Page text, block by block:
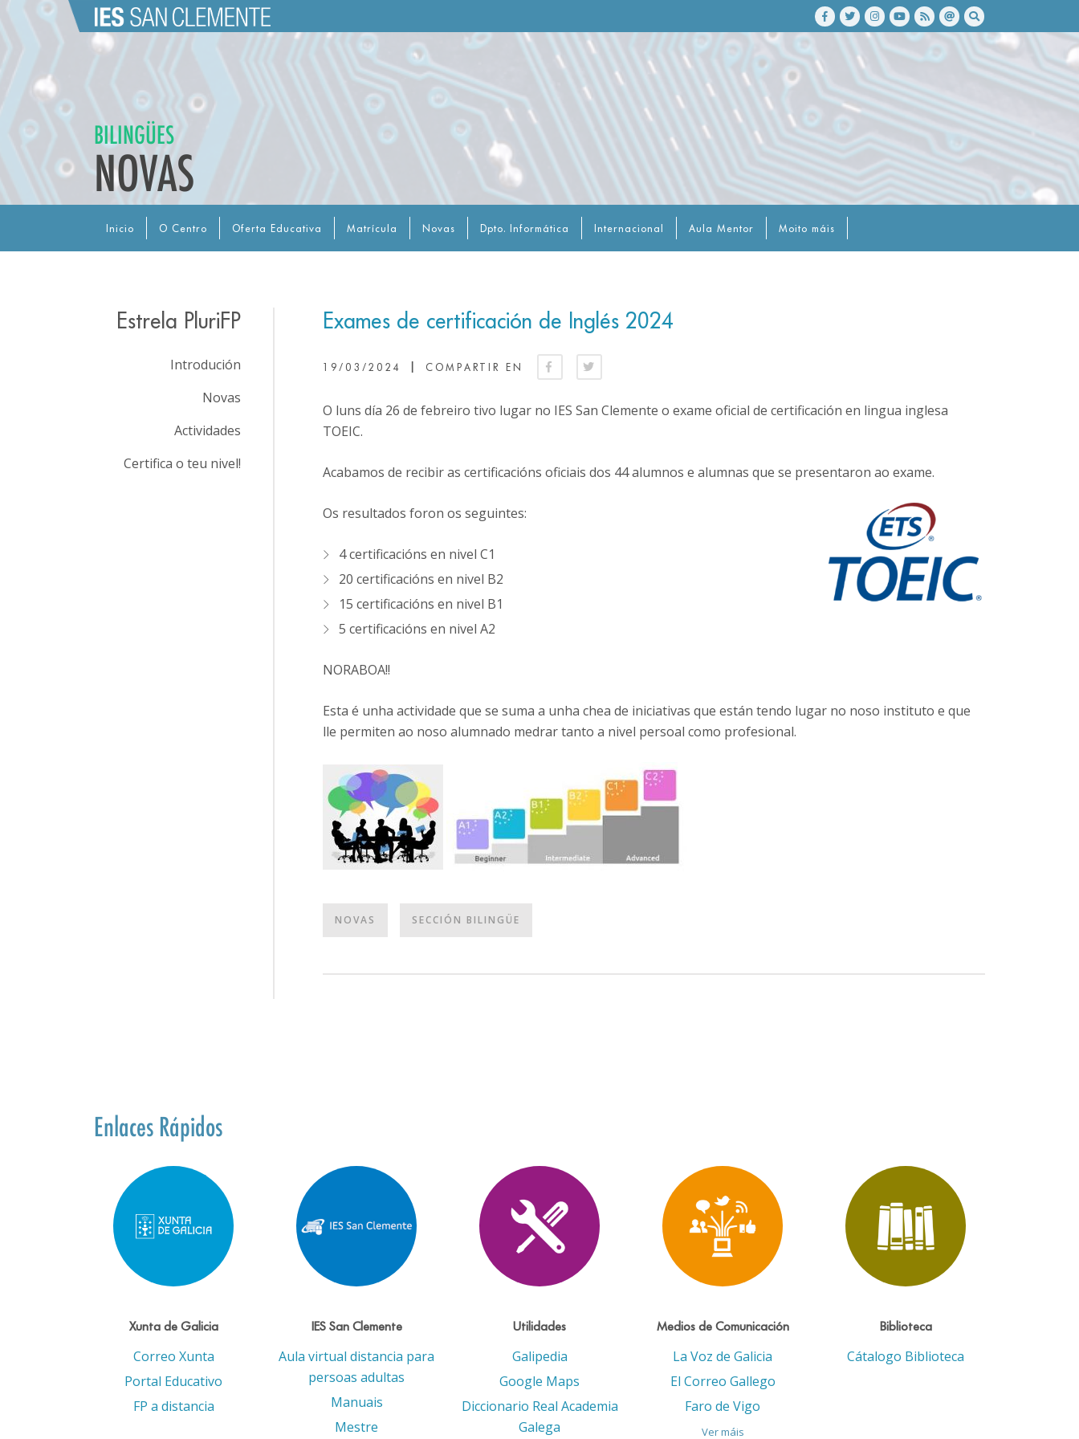
BILINGÜES
NOVAS
Inicio O Centro Oferta Educativa Matrícula Novas Dpto. Informática Internacional Aula Mentor Moito máis
Exames de certificación de Inglés 2024
19/03/2024 COMPARTIR EN
O luns día 26 de febreiro tivo lugar no IES San Clemente o exame oficial de certificación en lingua inglesa
TOEIC.
Acabamos de recibir as certificacións oficiais dos 44 alumnos e alumnas que se presentaron ao exame.
Os resultados foron os seguintes:
4 certificacións en nivel C1
20 certificacións en nivel B2
15 certificacións en nivel B1
5 certificacións en nivel A2
NORABOA!!
Esta é unha actividade que se suma a unha chea de iniciativas que están tendo lugar no noso instituto e que
lle permiten ao noso alumnado medrar tanto a nivel persoal como profesional.
NOVAS SECCIÓN BILINGÜE
Estrela PluriFP
Introdución
Novas
Actividades
Certifica o teu nivel!
Enlaces Rápidos
Xunta de Galicia
Correo Xunta
Portal Educativo
FP a distancia
IES San Clemente
Aula virtual distancia para
persoas adultas
Manuais
Mestre
Utilidades
Galipedia
Google Maps
Diccionario Real Academia
Galega
Medios de Comunicación
La Voz de Galicia
El Correo Gallego
Faro de Vigo
Ver máis
Biblioteca
Cátalogo Biblioteca